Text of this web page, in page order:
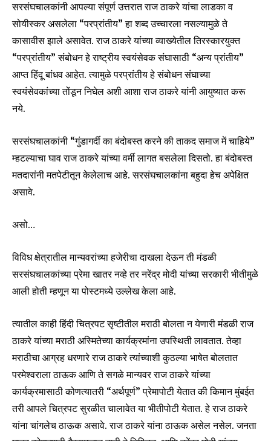
सरसंघचालकांनी आपल्या संपूर्ण उत्तरात राज ठाकरे यांचा लाडका व
सोयीस्कर असलेला “परप्रांतीय” हा शब्द उच्चारला नसल्यामुळे ते
कासावीस झाले असावेत. राज ठाकरे यांच्या व्याख्येतील तिरस्कारयुक्त
“परप्रांतीय” संबोधन हे राष्ट्रीय स्वयंसेवक संघासाठी “अन्य प्रांतीय”
आप्त हिंदू बांधव आहेत. त्यामुळे परप्रांतीय हे संबोधन संघाच्या
स्वयंसेवकांच्या तोंडून निघेल अशी आशा राज ठाकरे यांनी आयुष्यात करू
नये.
सरसंघचालकांनी “गुंडागर्दी का बंदोबस्त करने की ताकद समाज में चाहिये”
म्हटल्याचा घाव राज ठाकरे यांच्या वर्मी लागत बसलेला दिसतो. हा बंदोबस्त
मतदारांनी मतपेटीतून केलेलाच आहे. सरसंघचालकांना बहुदा हेच अपेक्षित
असावे.
असो…
विविध क्षेत्रातील मान्यवरांच्या हजेरीचा दाखला देऊन ती मंडळी
सरसंघचालकांच्या प्रेमा खातर नव्हे तर नरेंद्र मोदी यांच्या सरकारी भीतीमुळे
आली होती म्हणून या पोस्टमध्ये उल्लेख केला आहे.
त्यातील काही हिंदी चित्रपट सृष्टीतील मराठी बोलता न येणारी मंडळी राज
ठाकरे यांच्या मराठी अस्मितेच्या कार्यक्रमांना उपस्थिती लावतात. तेव्हा
मराठीचा आग्रह धरणारे राज ठाकरे त्यांच्याशी कुठल्या भाषेत बोलतात
परमेश्वराला ठाऊक आणि ते सगळे मान्यवर राज ठाकरे यांच्या
कार्यक्रमासाठी कोणत्यातरी “अर्थपूर्ण” प्रेमापोटी येतात की किमान मुंबईत
तरी आपले चित्रपट सुरळीत चालावेत या भीतीपोटी येतात. हे राज ठाकरे
यांना चांगलेच ठाऊक असावे. राज ठाकरे यांना ठाऊक असेल नसेल. जनता